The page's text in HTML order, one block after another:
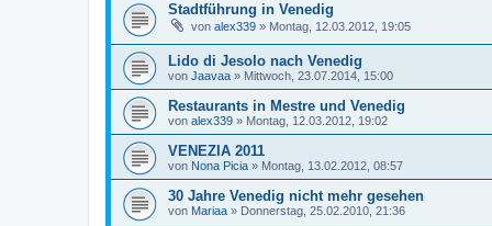
Stadtführung in Venedig
von alex339 » Montag, 12.03.2012, 19:05
Lido di Jesolo nach Venedig
von Jaavaa » Mittwoch, 23.07.2014, 15:00
Restaurants in Mestre und Venedig
von alex339 » Montag, 12.03.2012, 19:02
VENEZIA 2011
von Nona Picia » Montag, 13.02.2012, 08:57
30 Jahre Venedig nicht mehr gesehen
von Mariaa » Donnerstag, 25.02.2010, 21:36